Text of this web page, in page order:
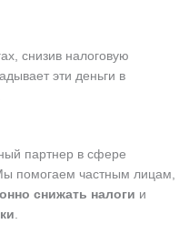
снизив налоговую
эти деньги в
партнер в сфере
помогаем частным лицам,
снижать налоги и
.